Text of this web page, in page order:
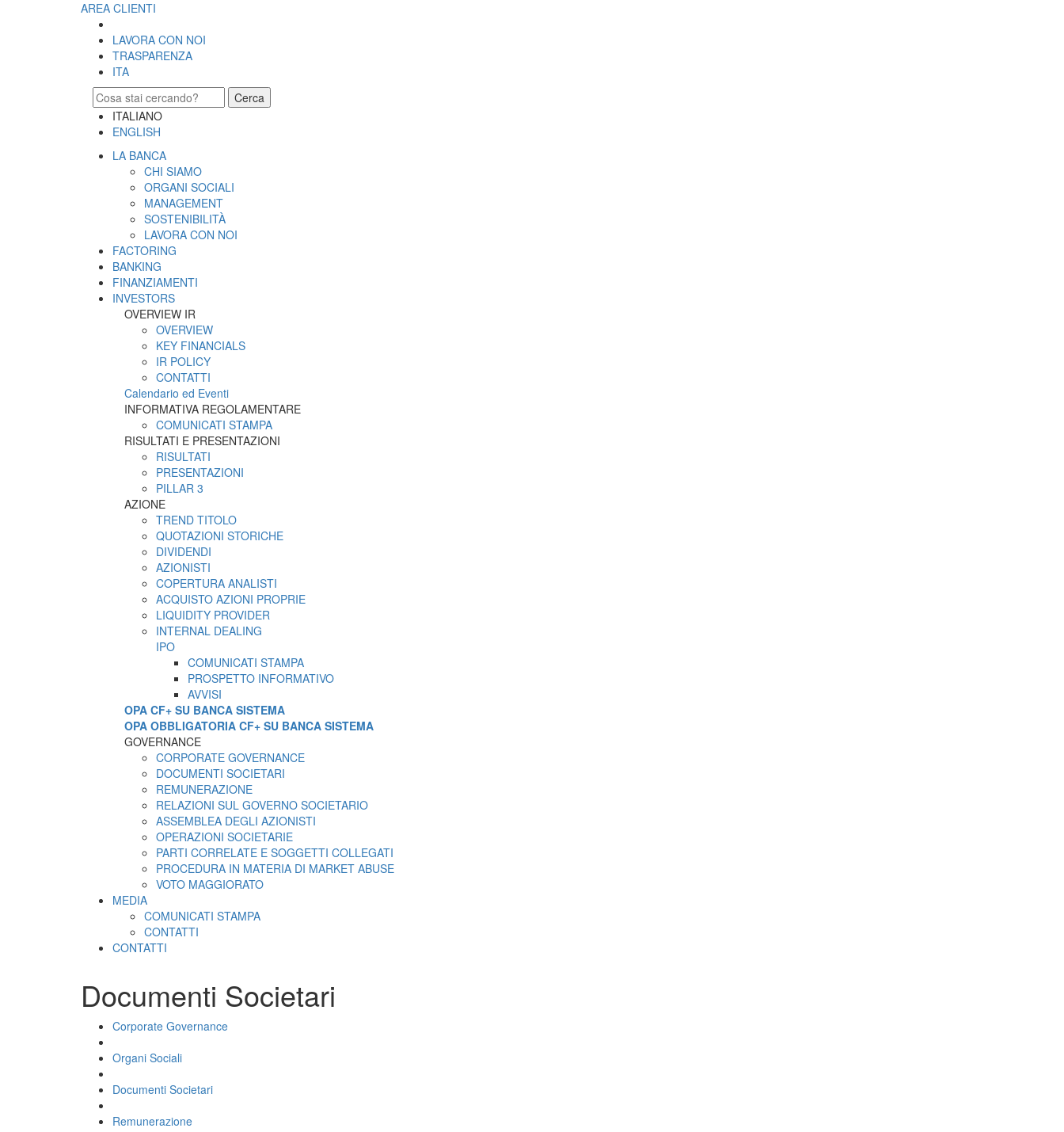
AREA CLIENTI
LAVORA CON NOI
TRASPARENZA
ITA
Cerca
ITALIANO
ENGLISH
LA BANCA
CHI SIAMO
ORGANI SOCIALI
MANAGEMENT
SOSTENIBILITÀ
LAVORA CON NOI
FACTORING
BANKING
FINANZIAMENTI
INVESTORS
OVERVIEW IR
OVERVIEW
KEY FINANCIALS
IR POLICY
CONTATTI
Calendario ed Eventi
INFORMATIVA REGOLAMENTARE
COMUNICATI STAMPA
RISULTATI E PRESENTAZIONI
RISULTATI
PRESENTAZIONI
PILLAR 3
AZIONE
TREND TITOLO
QUOTAZIONI STORICHE
DIVIDENDI
AZIONISTI
COPERTURA ANALISTI
ACQUISTO AZIONI PROPRIE
LIQUIDITY PROVIDER
INTERNAL DEALING
IPO
COMUNICATI STAMPA
PROSPETTO INFORMATIVO
AVVISI
OPA CF+ SU BANCA SISTEMA
OPA OBBLIGATORIA CF+ SU BANCA SISTEMA
GOVERNANCE
CORPORATE GOVERNANCE
DOCUMENTI SOCIETARI
REMUNERAZIONE
RELAZIONI SUL GOVERNO SOCIETARIO
ASSEMBLEA DEGLI AZIONISTI
OPERAZIONI SOCIETARIE
PARTI CORRELATE E SOGGETTI COLLEGATI
PROCEDURA IN MATERIA DI MARKET ABUSE
VOTO MAGGIORATO
MEDIA
COMUNICATI STAMPA
CONTATTI
CONTATTI
Documenti Societari
Corporate Governance
Organi Sociali
Documenti Societari
Remunerazione